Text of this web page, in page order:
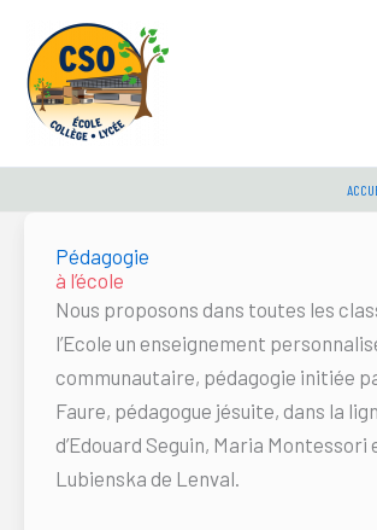
contenu
Pédagogie
à l’école
Nous proposons dans toutes les
l’Ecole un enseignement
communautaire, pédagogie initiée
Faure, pédagogue jésuite, dans la
d’Edouard Seguin, Maria Montessori
Lubienska de Lenval.